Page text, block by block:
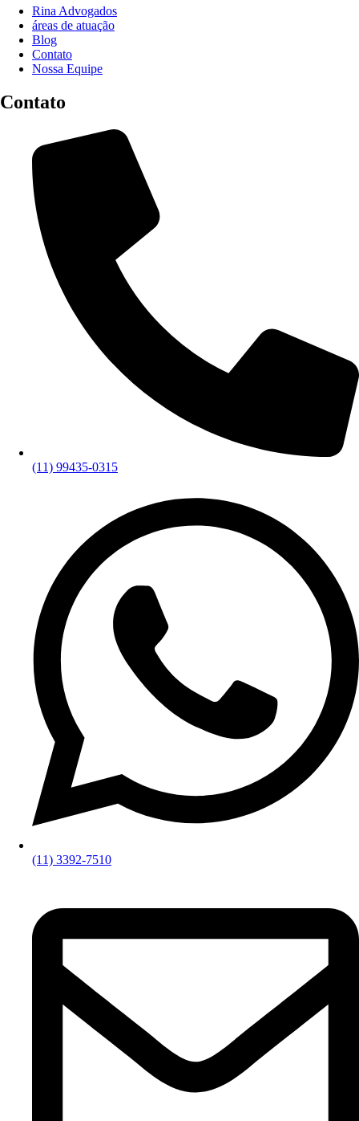
Rina Advogados
áreas de atuação
Blog
Contato
Nossa Equipe
Contato
(11) 99435-0315
(11) 3392-7510